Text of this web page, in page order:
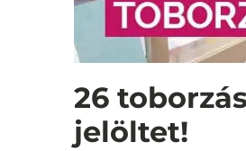
26
jelöltet!